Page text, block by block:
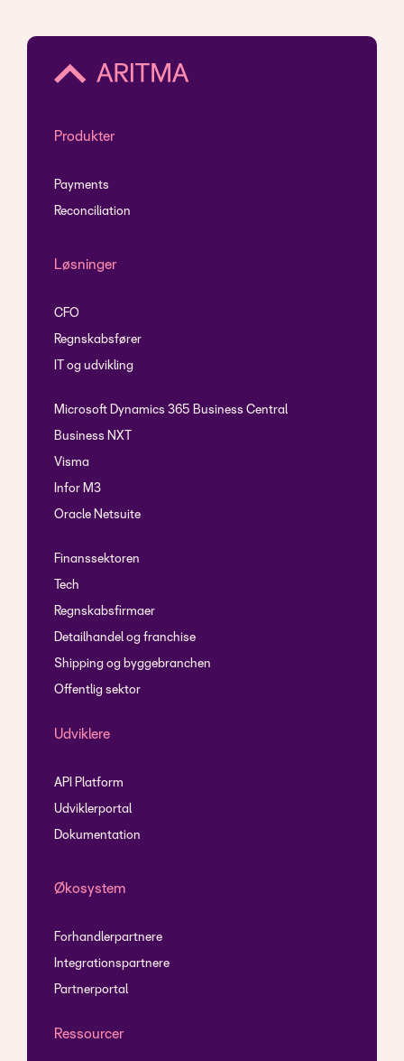
Produkter
Payments
Reconciliation
Løsninger
CFO
Regnskabsfører
IT og udvikling
Microsoft Dynamics 365 Business Central
Business NXT
Visma
Infor M3
Oracle Netsuite
Finanssektoren
Tech
Regnskabsfirmaer
Detailhandel og franchise
Shipping og byggebranchen
Offentlig sektor
Udviklere
API Platform
Udviklerportal
Dokumentation
Økosystem
Forhandlerpartnere
Integrationspartnere
Partnerportal
Ressourcer